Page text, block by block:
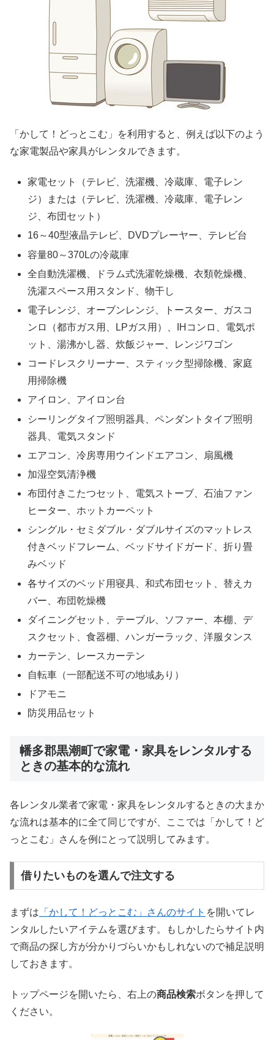
「かして！どっとこむ」を利用すると、例えば以下のよう
な家電製品や家具がレンタルできます。
家電セット（テレビ、洗濯機、冷蔵庫、電子レン
ジ）または（テレビ、洗濯機、冷蔵庫、電子レン
ジ、布団セット）
16～40型液晶テレビ、DVDプレーヤー、テレビ台
容量80～370Lの冷蔵庫
全自動洗濯機、ドラム式洗濯乾燥機、衣類乾燥機、
洗濯スペース用スタンド、物干し
電子レンジ、オーブンレンジ、トースター、ガスコ
ンロ（都市ガス用、LPガス用）、IHコンロ、電気ポ
ット、湯沸かし器、炊飯ジャー、レンジワゴン
コードレスクリーナー、スティック型掃除機、家庭
用掃除機
アイロン、アイロン台
シーリングタイプ照明器具、ペンダントタイプ照明
器具、電気スタンド
エアコン、冷房専用ウインドエアコン、扇風機
加湿空気清浄機
布団付きこたつセット、電気ストーブ、石油ファン
ヒーター、ホットカーペット
シングル・セミダブル・ダブルサイズのマットレス
付きベッドフレーム、ベッドサイドガード、折り畳
みベッド
各サイズのベッド用寝具、和式布団セット、替えカ
バー、布団乾燥機
ダイニングセット、テーブル、ソファー、本棚、デ
スクセット、食器棚、ハンガーラック、洋服タンス
カーテン、レースカーテン
自転車（一部配送不可の地域あり）
ドアモニ
防災用品セット
幡多郡黒潮町で家電・家具をレンタルする
ときの基本的な流れ
各レンタル業者で家電・家具をレンタルするときの大まか
な流れは基本的に全て同じですが、ここでは「かして！ど
っとこむ」さんを例にとって説明してみます。
借りたいものを選んで注文する
まずは 「かして！どっとこむ」さんのサイト を開いてレ
ンタルしたいアイテムを選びます。もしかしたらサイト内
で商品の探し方が分かりづらいかもしれないので補足説明
しておきます。
トップページを開いたら、右上の商品検索ボタンを押して
ください。